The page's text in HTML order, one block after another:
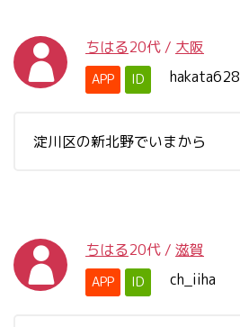
ちはる20代 / 大阪
APP ID hakata628
淀川区の新北野でいまから
ちはる20代 / 滋賀
APP ID ch_iiha